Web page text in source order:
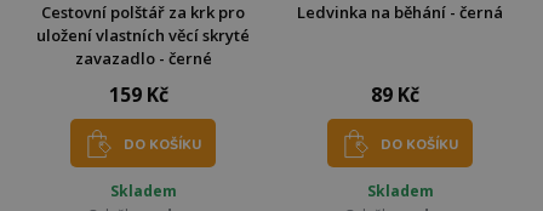
Cestovní polštář za krk pro
uložení vlastních věcí skryté
zavazadlo - černé
159 Kč
DO KOŠÍKU
Skladem
Ledvinka na běhání - černá
89 Kč
DO KOŠÍKU
Skladem